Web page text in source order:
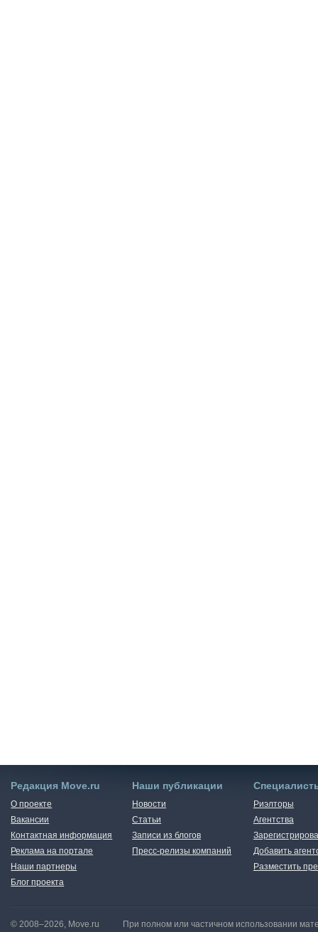
Редакция Move.ru
О проекте
Вакансии
Контактная информация
Реклама на портале
Наши партнеры
Блог проекта
Наши публикации
Новости
Статьи
Записи из блогов
Пресс-релизы компаний
Риэлторы
Агентства
Добавить
Разместить
© 2008–2026, Move.ru При полном или частичном использовании